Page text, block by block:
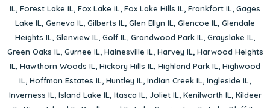
IL, Forest Lake IL, Fox Lake IL, Fox Lake Hills IL, Frankfort IL, Gages
Lake IL, Geneva IL, Gilberts IL, Glen Ellyn IL, Glencoe IL, Glendale
Heights IL, Glenview IL, Golf IL, Grandwood Park IL, Grayslake IL,
Green Oaks IL, Gurnee IL, Hainesville IL, Harvey IL, Harwood Heights
IL, Hawthorn Woods IL, Hickory Hills IL, Highland Park IL, Highwood
IL, Hoffman Estates IL, Huntley IL, Indian Creek IL, Ingleside IL,
Inverness IL, Island Lake IL, Itasca IL, Joliet IL, Kenilworth IL, Kildeer